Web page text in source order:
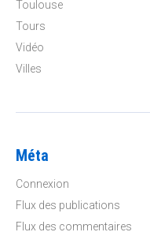
Toulouse
Tours
Vidéo
Villes
Méta
Connexion
Flux des publications
Flux des commentaires